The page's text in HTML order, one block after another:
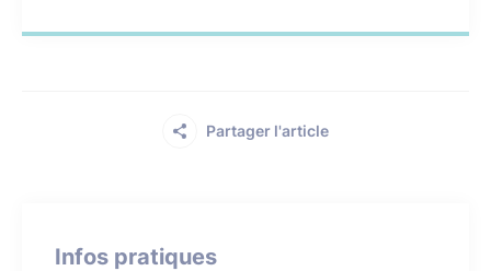
Partager l'article
Infos pratiques